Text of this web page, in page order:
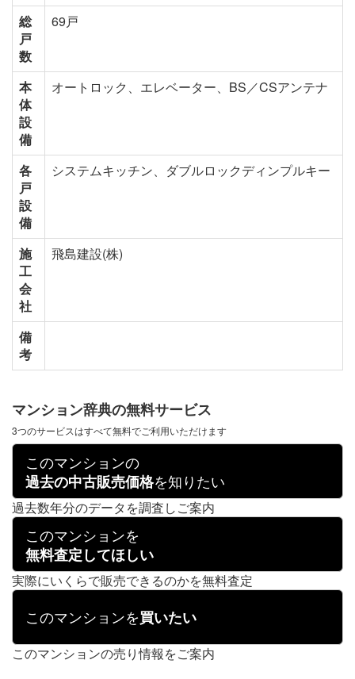
総
戸
数
69戸
本
体
設
備
オートロック、エレベーター、BS／CSアンテナ
各
戸
設
備
システムキッチン、ダブルロックディンプルキー
施
工
会
社
飛島建設(株)
備
考
マンション辞典の無料サービス
3つのサービスはすべて無料でご利用いただけます
このマンションの
過去の中古販売価格を知りたい
過去数年分のデータを調査しご案内
このマンションを
無料査定してほしい
実際にいくらで販売できるのかを無料査定
このマンションを買いたい
このマンションの売り情報をご案内